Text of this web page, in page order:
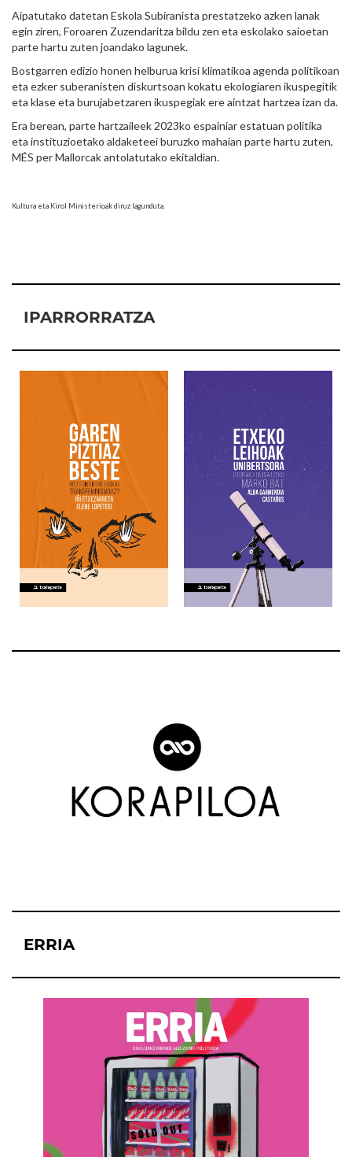
Aipatutako datetan Eskola Subiranista prestatzeko azken lanak
egin ziren, Foroaren Zuzendaritza bildu zen eta eskolako saioetan
parte hartu zuten joandako lagunek.
Bostgarren edizio honen helburua krisi klimatikoa agenda politikoan
eta ezker suberanisten diskurtsoan kokatu ekologiaren ikuspegitik
eta klase eta burujabetzaren ikuspegiak ere aintzat hartzea izan da.
Era berean, parte hartzaileek 2023ko espainiar estatuan politika
eta instituzioetako aldaketeei buruzko mahaian parte hartu zuten,
MÉS per Mallorcak antolatutako ekitaldian.
Kultura eta Kirol Ministerioak diruz lagunduta.
IPARRORRATZA
ERRIA